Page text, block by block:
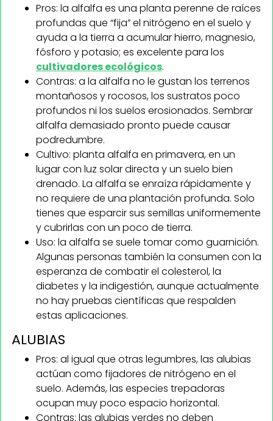
Pros: la alfalfa es una planta perenne de raíces
profundas que “fija” el nitrógeno en el suelo y
ayuda a la tierra a acumular hierro, magnesio,
fósforo y potasio; es excelente para los
cultivadores ecológicos.
Contras: a la alfalfa no le gustan los terrenos
montañosos y rocosos, los sustratos poco
profundos ni los suelos erosionados. Sembrar
alfalfa demasiado pronto puede causar
podredumbre.
Cultivo: planta alfalfa en primavera, en un
lugar con luz solar directa y un suelo bien
drenado. La alfalfa se enraíza rápidamente y
no requiere de una plantación profunda. Solo
tienes que esparcir sus semillas uniformemente
y cubrirlas con un poco de tierra.
Uso: la alfalfa se suele tomar como guarnición.
Algunas personas también la consumen con la
esperanza de combatir el colesterol, la
diabetes y la indigestión, aunque actualmente
no hay pruebas científicas que respalden
estas aplicaciones.
ALUBIAS
Pros: al igual que otras legumbres, las alubias
actúan como fijadores de nitrógeno en el
suelo. Además, las especies trepadoras
ocupan muy poco espacio horizontal.
Contras: las alubias verdes no deben